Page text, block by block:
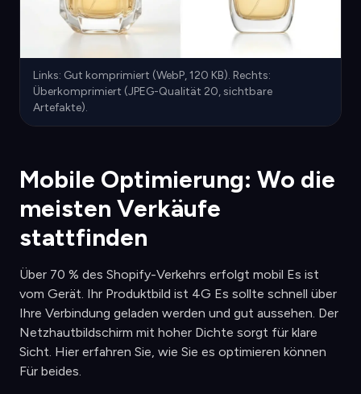
Links: Gut komprimiert (WebP, 120 KB). Rechts:
Überkomprimiert (JPEG-Qualität 20, sichtbare
Artefakte).
Mobile Optimierung: Wo die
meisten Verkäufe
stattfinden
Über 70 % des Shopify-Verkehrs erfolgt mobil Es ist
vom Gerät. Ihr Produktbild ist 4G Es sollte schnell über
Ihre Verbindung geladen werden und gut aussehen. Der
Netzhautbildschirm mit hoher Dichte sorgt für klare
Sicht. Hier erfahren Sie, wie Sie es optimieren können
Für beides.